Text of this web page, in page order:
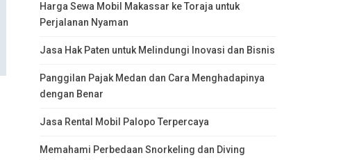
Harga Sewa Mobil Makassar ke Toraja untuk
Perjalanan Nyaman
Jasa Hak Paten untuk Melindungi Inovasi dan Bisnis
Panggilan Pajak Medan dan Cara Menghadapinya
dengan Benar
Jasa Rental Mobil Palopo Terpercaya
Memahami Perbedaan Snorkeling dan Diving